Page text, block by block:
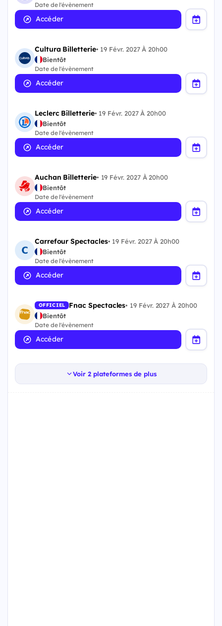
Date de l'évènement
Accéder
Cultura Billetterie• 19 Févr. 2027 À 20h00
Bientôt
Date de l'évènement
Accéder
Leclerc Billetterie• 19 Févr. 2027 À 20h00
Bientôt
Date de l'évènement
Accéder
Auchan Billetterie• 19 Févr. 2027 À 20h00
Bientôt
Date de l'évènement
Accéder
Carrefour Spectacles• 19 Févr. 2027 À 20h00
Bientôt
Date de l'évènement
Accéder
OFFICIEL Fnac Spectacles• 19 Févr. 2027 À 20h00
Bientôt
Date de l'évènement
Accéder
Voir 2 plateformes de plus